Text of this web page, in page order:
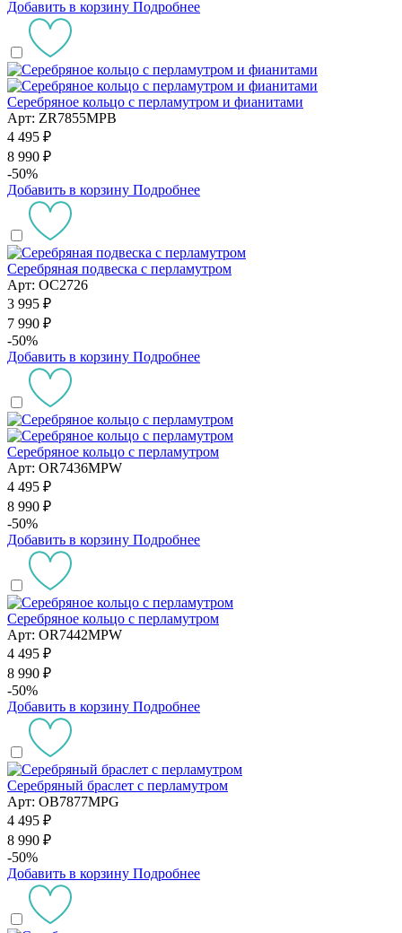
Добавить в корзину Подробнее
Серебряное кольцо с перламутром и фианитами
Арт: ZR7855MPB
4 495 ₽
8 990 ₽
-50%
Добавить в корзину Подробнее
Серебряная подвеска с перламутром
Арт: OC2726
3 995 ₽
7 990 ₽
-50%
Добавить в корзину Подробнее
Серебряное кольцо с перламутром
Арт: OR7436MPW
4 495 ₽
8 990 ₽
-50%
Добавить в корзину Подробнее
Серебряное кольцо с перламутром
Арт: OR7442MPW
4 495 ₽
8 990 ₽
-50%
Добавить в корзину Подробнее
Серебряный браслет с перламутром
Арт: OB7877MPG
4 495 ₽
8 990 ₽
-50%
Добавить в корзину Подробнее